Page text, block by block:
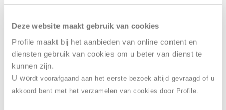
Deze website maakt gebruik van cookies
Profile maakt bij het aanbieden van online content en
diensten gebruik van cookies om u beter van dienst te
kunnen zijn.
U wordt voorafgaand aan het eerste bezoek altijd gevraagd of u
akkoord bent met het verzamelen van cookies door Profile.
Kwaliteit
Laat je gegevens
bellen jebinnen 24 uur terug